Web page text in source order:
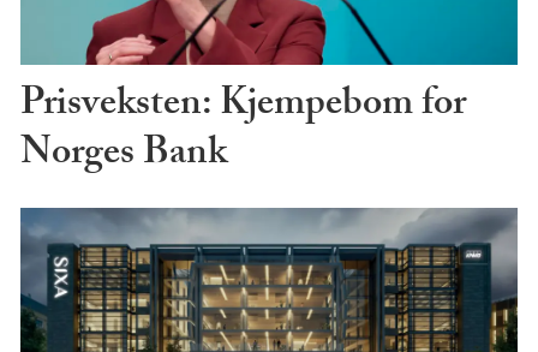
Prisveksten: Kjempebom for
Norges Bank